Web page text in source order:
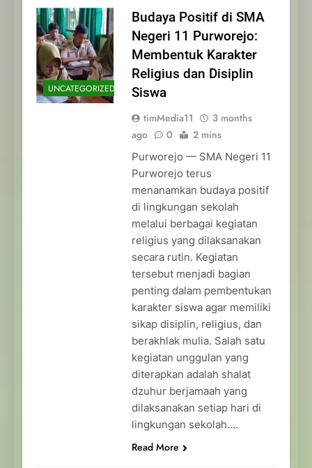
UNCATEGORIZED
Budaya Positif di SMA
Negeri 11 Purworejo:
Membentuk Karakter
Religius dan Disiplin
Siswa
timMedia11
3 months
ago
0 2 mins
Purworejo — SMA Negeri 11
Purworejo terus
menanamkan budaya positif
di lingkungan sekolah
melalui berbagai kegiatan
religius yang dilaksanakan
secara rutin. Kegiatan
tersebut menjadi bagian
penting dalam pembentukan
karakter siswa agar memiliki
sikap disiplin, religius, dan
berakhlak mulia. Salah satu
kegiatan unggulan yang
diterapkan adalah shalat
dzuhur berjamaah yang
dilaksanakan setiap hari di
lingkungan sekolah….
Read More